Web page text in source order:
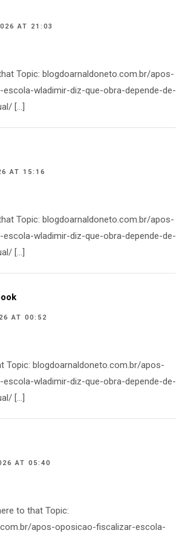
AT 21:03
Topic: blogdoarnaldoneto.com.br/apos-
wladimir-diz-que-obra-depende-de-
[…]
AT 15:16
Topic: blogdoarnaldoneto.com.br/apos-
wladimir-diz-que-obra-depende-de-
[…]
AT 00:52
Topic: blogdoarnaldoneto.com.br/apos-
wladimir-diz-que-obra-depende-de-
[…]
AT 05:40
to that Topic:
apos-oposicao-fiscalizar-escola-